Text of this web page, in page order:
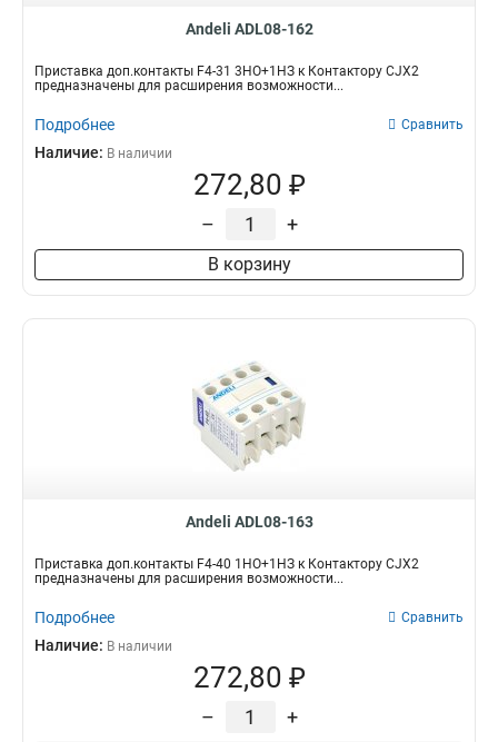
Andeli ADL08-162
Приставка доп.контакты F4-31 3НО+1НЗ к Контактору CJX2
предназначены для расширения возможности...
Подробнее Сравнить
Наличие: В наличии
272,80 ₽
– +
В корзину
Andeli ADL08-163
Приставка доп.контакты F4-40 1НО+1НЗ к Контактору CJX2
предназначены для расширения возможности...
Подробнее Сравнить
Наличие: В наличии
272,80 ₽
– +